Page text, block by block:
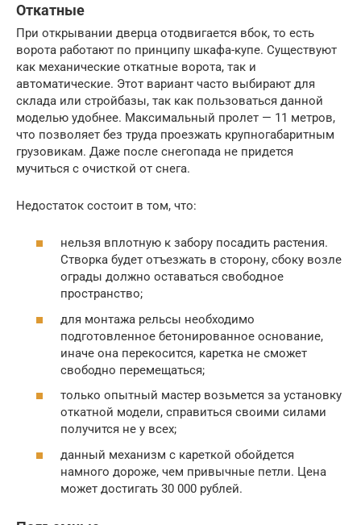
Откатные
При открывании дверца отодвигается вбок, то есть
ворота работают по принципу шкафа-купе. Существуют
как механические откатные ворота, так и
автоматические. Этот вариант часто выбирают для
склада или стройбазы, так как пользоваться данной
моделью удобнее. Максимальный пролет — 11 метров,
что позволяет без труда проезжать крупногабаритным
грузовикам. Даже после снегопада не придется
мучиться с очисткой от снега.
Недостаток состоит в том, что:
нельзя вплотную к забору посадить растения.
Створка будет отъезжать в сторону, сбоку возле
ограды должно оставаться свободное
пространство;
для монтажа рельсы необходимо
подготовленное бетонированное основание,
иначе она перекосится, каретка не сможет
свободно перемещаться;
только опытный мастер возьмется за установку
откатной модели, справиться своими силами
получится не у всех;
данный механизм с кареткой обойдется
намного дороже, чем привычные петли. Цена
может достигать 30 000 рублей.